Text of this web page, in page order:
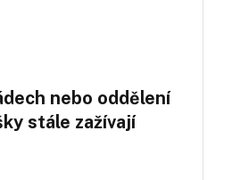
nebo oddělení
stále zažívají